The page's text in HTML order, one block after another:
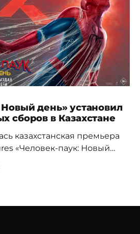
день» установил
сборов в Казахстане
казахстанская премьера
«Человек-паук: Новый